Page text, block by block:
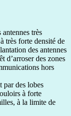
très
très forte densité de
des antennes
d’arroser des zones
hors
par des lobes
à forte
à la limite de